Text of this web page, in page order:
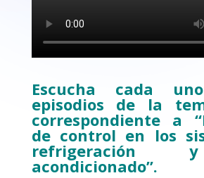
Escucha cada
episodios de la
correspondiente a
de control en los
acondicionado”.